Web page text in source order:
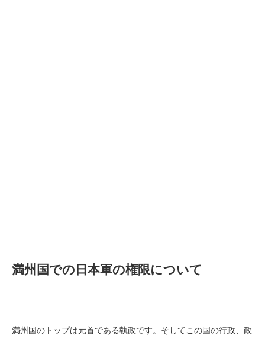
満州国での日本軍の権限について
満州国のトップは元首である執政です。そしてこの国の行政、政